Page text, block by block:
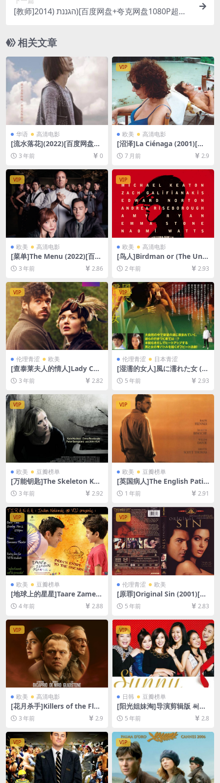
[教师]הגננת (2014)[百度网盘+夸克网盘1080P超清
字幕]
相关文章
华语 高清电影
[流水落花](2022)[百度网盘
+迅雷云盘资源1080P超清未
删减][MP4/5GB][原声粤语中
字]
3 年前 0
VIP
欧美 高清电影
[沼泽]La Ciénaga (2001)[百
度网盘+夸克网盘1080P超清
未删减资源][网盘在线播放/下
载][MP4/6.6GB][中文字幕]
7 月前 2.9
VIP
欧美 高清电影
[菜单]The Menu (2022)[百度
网盘+迅雷云盘资源1080P超
清未删减][MP4/7GB][中英字
3 年前 2.86
VIP
欧美 高清电影
[鸟人]Birdman or (The Une
xpected Virtue of Ignoranc
e) (2014)[百度网盘+夸克网盘
在线播放/下载][MP4/7.8GB]
[中英字幕]
2 年前 2.93
VIP
伦理青涩 欧美
[查泰莱夫人的情人]Lady Cha
tterley’s Lover (2015)[百度
网盘+迅雷云盘资源1080P超
清未删减][MP4/5.5GB][中英
字幕]
3 年前 2.82
VIP
伦理青涩 日本青涩
[湿濡的女人]風に濡れた女 (2
016)[百度网盘+夸克网盘+迅
雷云盘资源1080P超清未删减]
[MP4/4.7GB][日语中字]【手
机在线无法观看，请下载防和
谐压缩包（含解压密码）】
5 年前 2.93
VIP
欧美 豆瓣榜单
[万能钥匙]The Skeleton Key
(2005)[百度网盘+夸克网盘10
80P超清未删减资源][网盘在
线播放/下载][MP4/3.4GB][中
英字幕]
3 年前 2.92
VIP
欧美 豆瓣榜单
[英国病人]The English Patie
nt (1996)[百度网盘+夸克网盘
1080P超清未删减资源][网盘
在线播放/下载][MP4/11GB]
[中英字幕]
1 年前 2.91
VIP
欧美 豆瓣榜单
[地球上的星星]Taare Zamee
n Par (2007)[百度网盘+迅雷
云盘资源1080P超清未删减]
4 年前 2.88
VIP
伦理青涩 欧美
[原罪]Original Sin (2001)[百
度网盘+迅雷云盘资源1080P
超清未删减][MP4/6.8GB][中
缩包（含解压密码）】
5 年前 2.83
VIP
欧美 高清电影
[花月杀手]Killers of the Flo
wer Moon (2023)[百度网盘
+夸克网盘1080P超清未删减
资源][网盘在线播放/下载][MP
4/15GB][中英字幕]
3 年前 2.9
VIP
日韩 豆瓣榜单
[阳光姐妹淘]导演剪辑版 써니
(2011)[百度网盘+迅雷云盘资
源1080P超清未删减][MP4/8.
7GB][韩语中字]
5 年前 2.8
VIP VIP